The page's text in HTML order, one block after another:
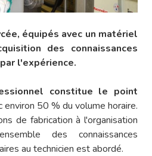
équipés avec un matériel
des connaissances
l'expérience.
constitue le point
environ 50 % du volume horaire.
de fabrication à l'organisation
des connaissances
au technicien est abordé.